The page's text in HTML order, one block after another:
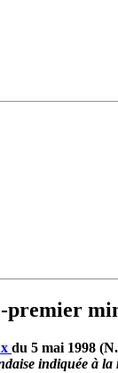
premier
du 5 mai 1998
indiquée à